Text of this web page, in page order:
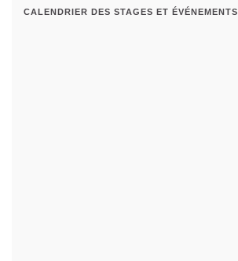
CALENDRIER DES STAGES ET ÉVÉNEMENTS